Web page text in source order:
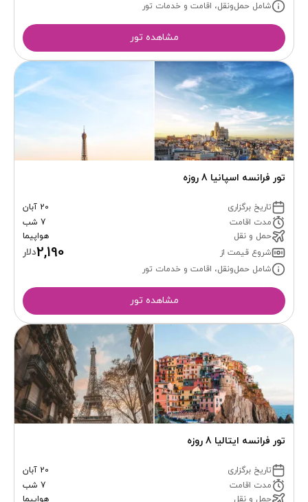
شامل حمل‌ونقل، اقامت و خدمات تور
مشاهده تور
تور فرانسه اسپانیا 8 روزه
تاریخ برگزاری
20 آبان
مدت اقامت
7 شب
حمل و نقل
هواپیما
شروع قیمت از
2,190دلار
شامل حمل‌ونقل، اقامت و خدمات تور
مشاهده تور
تور فرانسه ایتالیا 8 روزه
تاریخ برگزاری
20 آبان
مدت اقامت
7 شب
حمل و نقل
هواپیما